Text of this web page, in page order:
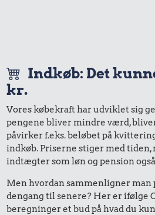
Indkøb: Det
kr.
Vores købekraft har udviklet sig
pengene bliver mindre værd,
påvirker f.eks. beløbet på
indkøb. Priserne stiger med tiden,
indtægter som løn og pension
Men hvordan sammenligner man
dengang til senere? Her er ifølge
beregninger et bud på hvad du